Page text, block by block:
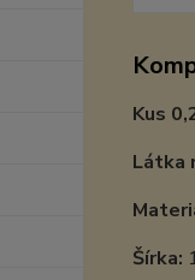
Kus
Látka
Šírka: